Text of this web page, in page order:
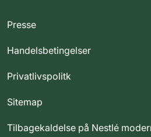
Presse
Handelsbetingelser
Privatlivspolitk
Sitemap
Tilbagekaldelse på Nestlé